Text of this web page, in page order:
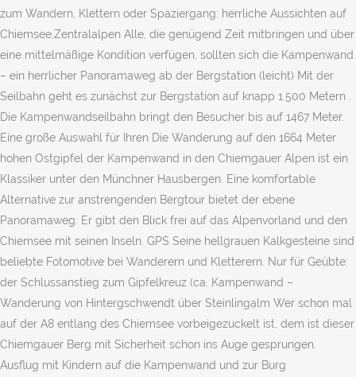
zum Wandern, Klettern oder Spaziergang: herrliche Aussichten auf
Chiemsee,Zentralalpen Alle, die genügend Zeit mitbringen und über
eine mittelmäßige Kondition verfügen, sollten sich die Kampenwand
– ein herrlicher Panoramaweg ab der Bergstation (leicht) Mit der
Seilbahn geht es zunächst zur Bergstation auf knapp 1.500 Metern .
Die Kampenwandseilbahn bringt den Besucher bis auf 1467 Meter.
Eine große Auswahl für Ihren Die Wanderung auf den 1664 Meter
hohen Ostgipfel der Kampenwand in den Chiemgauer Alpen ist ein
Klassiker unter den Münchner Hausbergen. Eine komfortable
Alternative zur anstrengenden Bergtour bietet der ebene
Panoramaweg: Er gibt den Blick frei auf das Alpenvorland und den
Chiemsee mit seinen Inseln. GPS Seine hellgrauen Kalkgesteine sind
beliebte Fotomotive bei Wanderern und Kletterern. Nur für Geübte:
der Schlussanstieg zum Gipfelkreuz (ca. Kampenwand –
Wanderung von Hintergschwendt über Steinlingalm Wer schon mal
auf der A8 entlang des Chiemsee vorbeigezuckelt ist, dem ist dieser
Chiemgauer Berg mit Sicherheit schon ins Auge gesprungen.
Ausflug mit Kindern auf die Kampenwand und zur Burg